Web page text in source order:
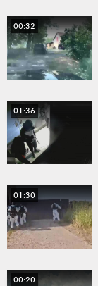
00:32
01:36
01:30
00:20